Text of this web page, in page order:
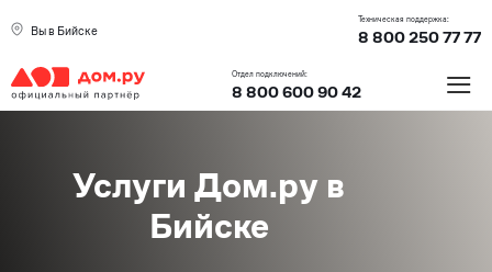
Вы в Бийске
Техническая поддержка:
8 800 250 77 77
Отдел подключений:
8 800 600 90 42 ≡
Услуги Дом.ру в
Бийске